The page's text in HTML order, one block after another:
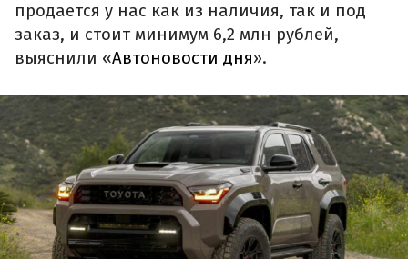
продается у нас как из наличия, так и под
заказ, и стоит минимум 6,2 млн рублей,
выяснили «Автоновости дня».